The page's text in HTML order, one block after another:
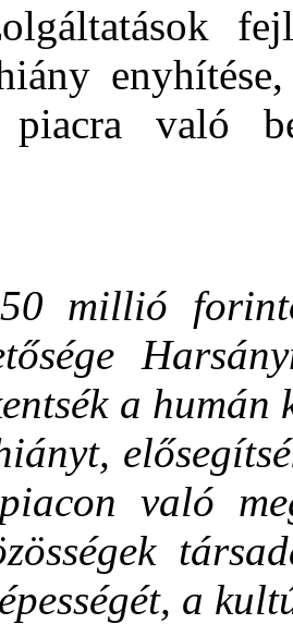
piacra való
millió
a
való
a